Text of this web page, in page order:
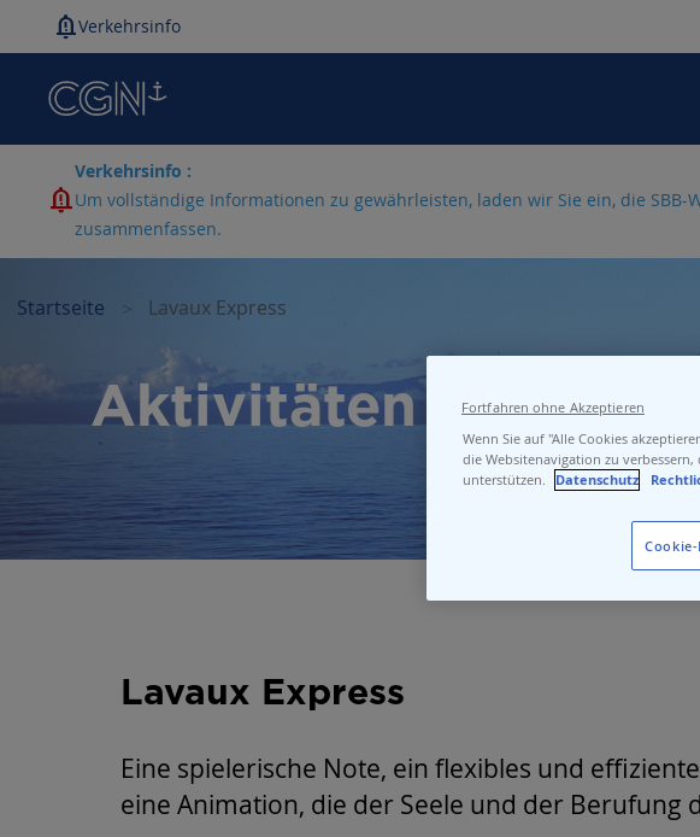
Verkehrsinfo
Verkehrsinfo :
Um vollständige Informationen zu gewährleisten, laden wir Sie ein, die
zusammenfassen.
Startseite Lavaux Express
Aktivitäten rund um
Lavaux Express
Eine spielerische Note, ein flexibles und
eine Animation, die der Seele und der Berufung
Wenn Sie auf "Alle Cookies
die Websitenavigation zu
unterstützen.
Datenschutz
Fortfahren ohne Akzeptieren